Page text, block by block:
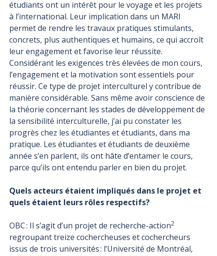
étudiants ont un intérêt pour le voyage et les projets
à l’international. Leur implication dans un MARI
permet de rendre les travaux pratiques stimulants,
concrets, plus authentiques et humains, ce qui accroît
leur engagement et favorise leur réussite.
Considérant les exigences très élevées de mon cours,
l’engagement et la motivation sont essentiels pour
réussir. Ce type de projet interculturel y contribue de
manière considérable. Sans même avoir conscience de
la théorie concernant les stades de développement de
la sensibilité interculturelle, j’ai pu constater les
progrès chez les étudiantes et étudiants, dans ma
pratique. Les étudiantes et étudiants de deuxième
année s’en parlent, ils ont hâte d’entamer le cours,
parce qu’ils ont entendu parler en bien du projet.
Quels acteurs étaient impliqués dans le projet et
quels étaient leurs rôles respectifs?
OBC : Il s’agit d’un projet de recherche-action2
regroupant treize cochercheuses et cochercheurs
issus de trois universités : l’Université de Montréal,